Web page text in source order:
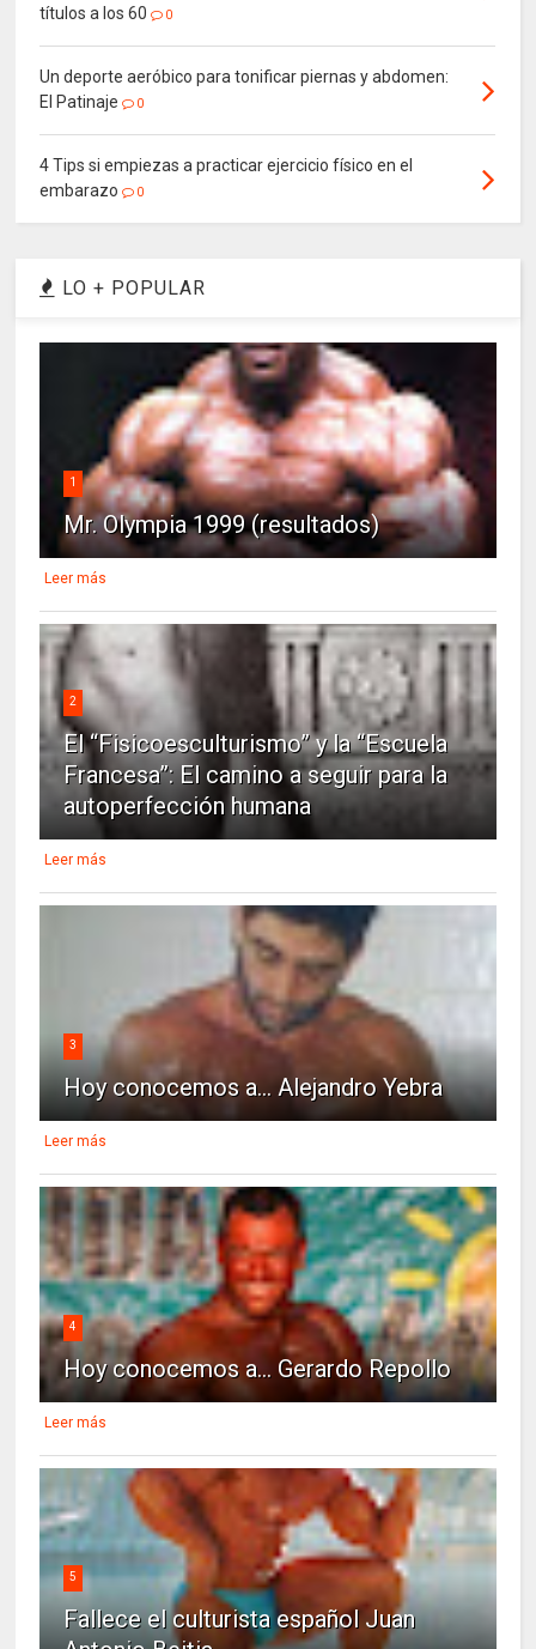
títulos a los 60
0
Un deporte aeróbico para tonificar piernas y abdomen:
El Patinaje
0
4 Tips si empiezas a practicar ejercicio físico en el
embarazo
0
LO + POPULAR
1
Mr. Olympia 1999 (resultados)
Leer más
2
El “Fisicoesculturismo” y la “Escuela
Francesa”: El camino a seguir para la
autoperfección humana
Leer más
3
Hoy conocemos a... Alejandro Yebra
Leer más
4
Hoy conocemos a... Gerardo Repollo
Leer más
5
Fallece el culturista español Juan